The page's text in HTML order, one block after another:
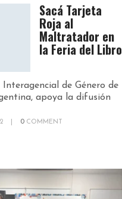
Sacá Tarjeta
Roja al
Maltratador en
la Feria del Libro
Interagencial de Género de
apoya la difusión
0 COMMENT